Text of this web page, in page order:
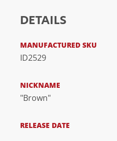
DETAILS
MANUFACTURED SKU
ID2529
NICKNAME
"Brown"
RELEASE DATE